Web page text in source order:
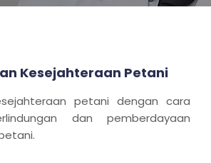
Kesejahteraan Petani
petani dengan cara
dan pemberdayaan